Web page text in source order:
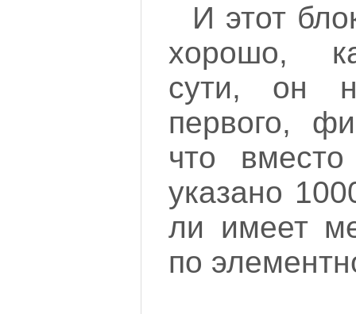
И этот
хорошо,
сути, он
первого,
что
указано
ли имеет
по